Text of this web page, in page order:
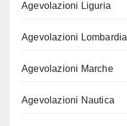
Agevolazioni Liguria
Agevolazioni Lombardia
Agevolazioni Marche
Agevolazioni Nautica